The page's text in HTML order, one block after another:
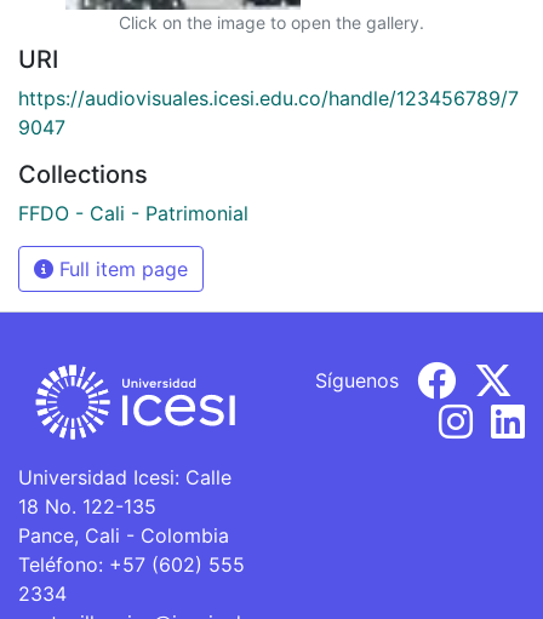
Click on the image to open the gallery.
URI
https://audiovisuales.icesi.edu.co/handle/123456789/7
9047
Collections
FFDO - Cali - Patrimonial
Full item page
Universidad Icesi: Calle
18 No. 122-135
Pance, Cali - Colombia
Teléfono: +57 (602) 555
2334
Síguenos